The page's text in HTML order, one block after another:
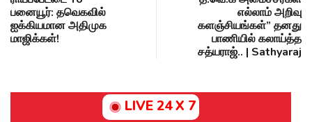
பனையூர்: தவெகவில்
ஐக்கியமான அதிமுக
மாஜிக்கள்!
எல்லாம் அறிவு
களஞ்சியங்கள்” தனது
பாணியில் கலாய்த்த
சத்யராஜ்.. | Sathyaraj
LIVE 24 X 7